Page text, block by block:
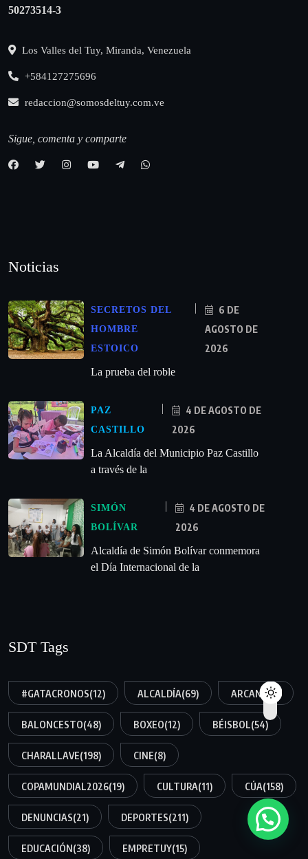
50273514-3
Los Valles del Tuy, Miranda, Venezuela
+584127275696
redaccion@somosdeltuy.com.ve
Sigue, comenta y comparte
Noticias
SECRETOS DEL
HOMBRE
ESTOICO
6 DE
AGOSTO DE
2026
La prueba del roble
PAZ
CASTILLO
4 DE AGOSTO DE
2026
La Alcaldía del Municipio Paz Castillo
a través de la
SIMÓN
BOLÍVAR
4 DE AGOSTO DE
2026
Alcaldía de Simón Bolívar conmemora
el Día Internacional de la
SDT Tags
#GATACRONOS(12) ALCALDÍA(69) ARCANO(8)
BALONCESTO(48) BOXEO(12) BÉISBOL(54)
CHARALLAVE(198) CINE(8)
COPAMUNDIAL2026(19) CULTURA(11) CÚA(158)
DENUNCIAS(21) DEPORTES(211)
EDUCACIÓN(38) EMPRETUY(15)